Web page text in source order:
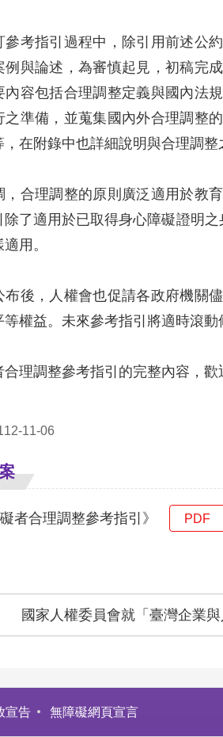
參考指引過程中，除引用前述公
例與論述，為審慎起見，初稿完
內容包括合理調整定義與國內法
之準備，並蒐集國內外合理調整
在附錄中也詳細說明與合理調整
，合理調整的原則廣泛適用於教
除了適用於已取得身心障礙證明
用。
布後，人權會也促請各政府機關
等權益。未來參考指引將適時滾
合理調整參考指引的完整內容，歡
11-06
者合理調整參考指引》 PDF
國家人權委員會就「臺灣企業
宣告 無障礙網頁宣言